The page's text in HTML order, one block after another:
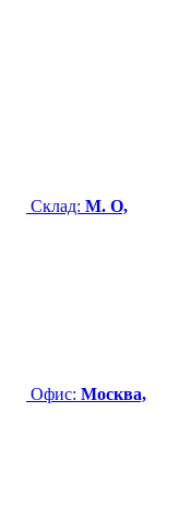
Склад: М. О,
Офис: Москва,